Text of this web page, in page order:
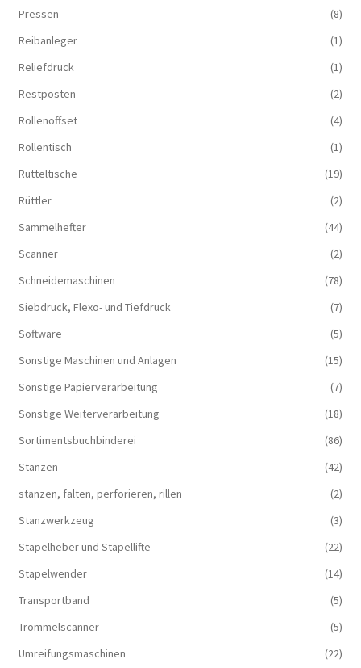
Pressen
(8)
Reibanleger
(1)
Reliefdruck
(1)
Restposten
(2)
Rollenoffset
(4)
Rollentisch
(1)
Rütteltische
(19)
Rüttler
(2)
Sammelhefter
(44)
Scanner
(2)
Schneidemaschinen
(78)
Siebdruck, Flexo- und Tiefdruck
(7)
Software
(5)
Sonstige Maschinen und Anlagen
(15)
Sonstige Papierverarbeitung
(7)
Sonstige Weiterverarbeitung
(18)
Sortimentsbuchbinderei
(86)
Stanzen
(42)
stanzen, falten, perforieren, rillen
(2)
Stanzwerkzeug
(3)
Stapelheber und Stapellifte
(22)
Stapelwender
(14)
Transportband
(5)
Trommelscanner
(5)
Umreifungsmaschinen
(22)